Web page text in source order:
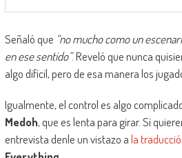
Señaló que “no mucho como un
en ese sentido”. Reveló que nunca
algo difícil, pero de esa manera los
Igualmente, el control es algo
Medoh, que es lenta para girar. Si
entrevista denle un vistazo ala